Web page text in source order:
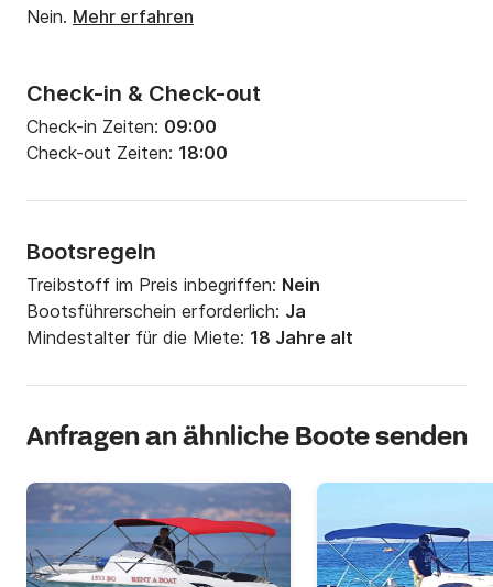
Check-in & Check-out
Check-in Zeiten: 09:00
Check-out Zeiten: 18:00
Bootsregeln
Treibstoff im Preis inbegriffen: Nein
Bootsführerschein erforderlich: Ja
Mindestalter für die Miete: 18 Jahre alt
Nein. Mehr erfahren
Anfragen an ähnliche Boote senden